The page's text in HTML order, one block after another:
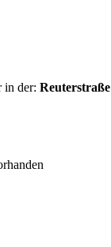
in der: Reuterstraße